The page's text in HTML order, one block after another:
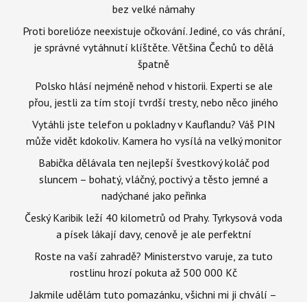
bez velké námahy
Proti borelióze neexistuje očkování. Jediné, co vás chrání,
je správné vytáhnutí klíštěte. Většina Čechů to dělá
špatně
Polsko hlásí nejméně nehod v historii. Experti se ale
přou, jestli za tím stojí tvrdší tresty, nebo něco jiného
Vytáhli jste telefon u pokladny v Kauflandu? Váš PIN
může vidět kdokoliv. Kamera ho vysílá na velký monitor
Babička dělávala ten nejlepší švestkový koláč pod
sluncem – bohatý, vláčný, poctivý a těsto jemné a
nadýchané jako peřinka
Český Karibik leží 40 kilometrů od Prahy. Tyrkysová voda
a písek lákají davy, cenově je ale perfektní
Roste na vaší zahradě? Ministerstvo varuje, za tuto
rostlinu hrozí pokuta až 500 000 Kč
Jakmile udělám tuto pomazánku, všichni mi ji chválí –